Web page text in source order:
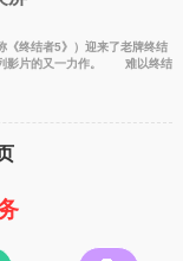
终结者5》）迎来了老牌终结
列影片的又一力作。 难以终结